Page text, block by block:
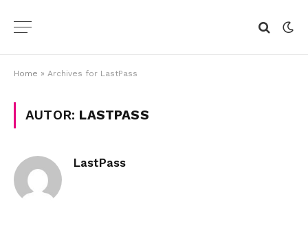
Home » Archives for LastPass
AUTOR: LASTPASS
LastPass